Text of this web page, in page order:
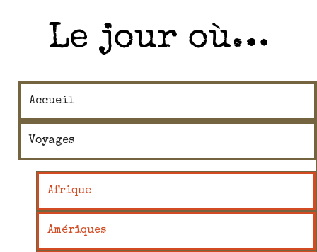
Le jour où…
Accueil
Voyages
Afrique
Amériques